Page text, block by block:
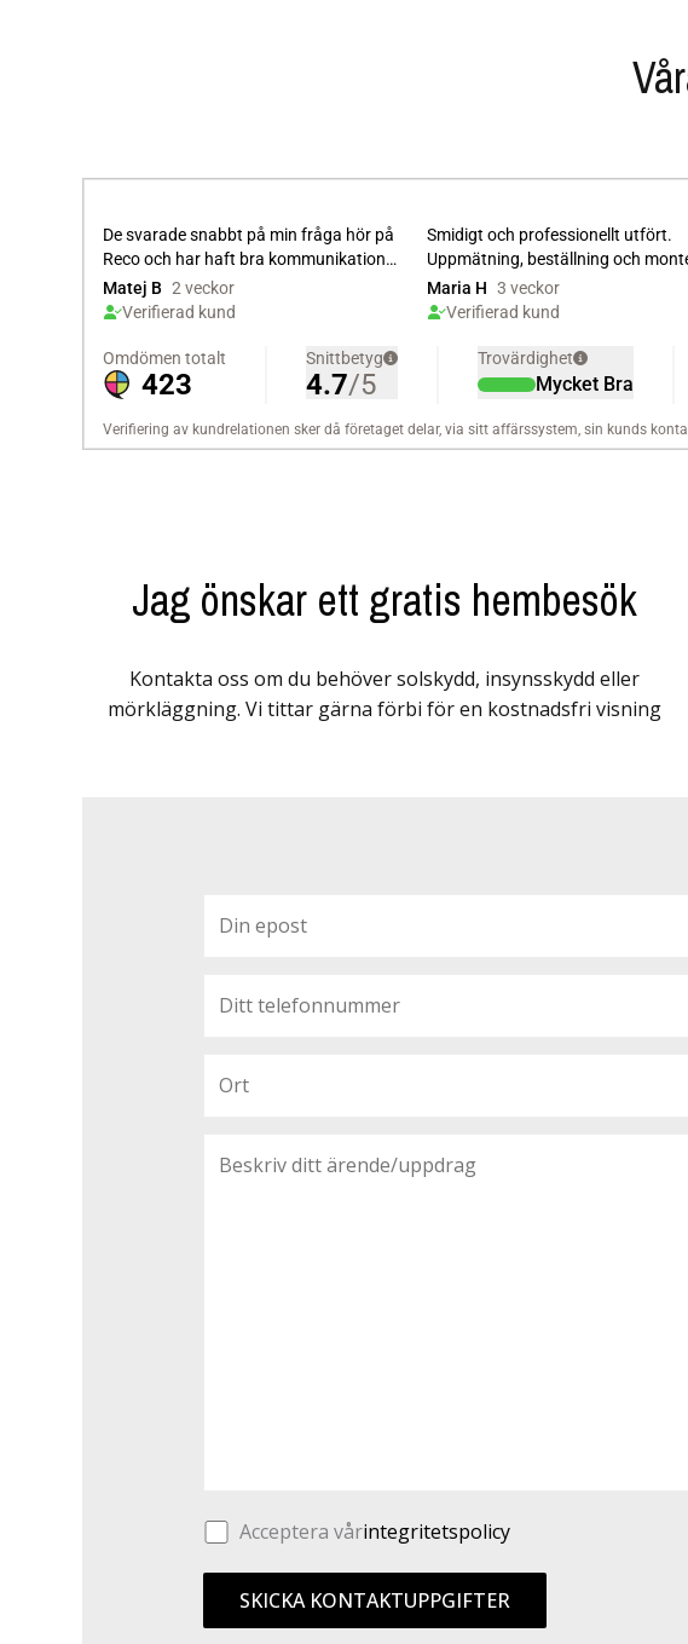
Jag önskar ett gratis hembesök
Kontakta oss om du behöver solskydd, insynsskydd eller
mörkläggning. Vi tittar gärna förbi för en kostnadsfri visning
Acceptera vårintegritetspolicy